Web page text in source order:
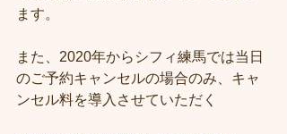
ます。
また、2020年からシフィ練馬では当日
のご予約キャンセルの場合のみ、キャ
ンセル料を導入させていただく